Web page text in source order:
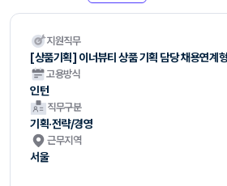
지원직무
[상품기획] 이너뷰티 상품 기획 담당 채용연계
고용방식
인턴
직무구분
기획·전략/경영
근무지역
서울